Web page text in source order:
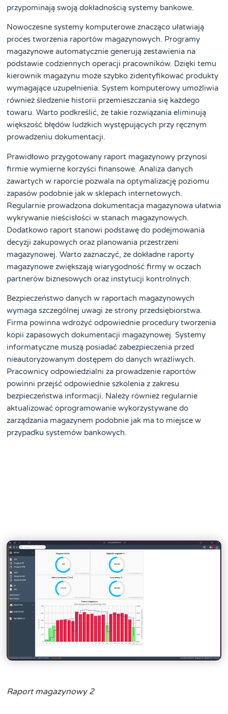
przypominają swoją dokładnością systemy bankowe.
Nowoczesne systemy komputerowe znacząco ułatwiają
proces tworzenia raportów magazynowych. Programy
magazynowe automatycznie generują zestawienia na
podstawie codziennych operacji pracowników. Dzięki temu
kierownik magazynu może szybko zidentyfikować produkty
wymagające uzupełnienia. System komputerowy umożliwia
również śledzenie historii przemieszczania się każdego
towaru. Warto podkreślić, że takie rozwiązania eliminują
większość błędów ludzkich występujących przy ręcznym
prowadzeniu dokumentacji.
Prawidłowo przygotowany raport magazynowy przynosi
firmie wymierne korzyści finansowe. Analiza danych
zawartych w raporcie pozwala na optymalizację poziomu
zapasów podobnie jak w sklepach internetowych.
Regularnie prowadzona dokumentacja magazynowa ułatwia
wykrywanie nieścisłości w stanach magazynowych.
Dodatkowo raport stanowi podstawę do podejmowania
decyzji zakupowych oraz planowania przestrzeni
magazynowej. Warto zaznaczyć, że dokładne raporty
magazynowe zwiększają wiarygodność firmy w oczach
partnerów biznesowych oraz instytucji kontrolnych.
Bezpieczeństwo danych w raportach magazynowych
wymaga szczególnej uwagi ze strony przedsiębiorstwa.
Firma powinna wdrożyć odpowiednie procedury tworzenia
kopii zapasowych dokumentacji magazynowej. Systemy
informatyczne muszą posiadać zabezpieczenia przed
nieautoryzowanym dostępem do danych wrażliwych.
Pracownicy odpowiedzialni za prowadzenie raportów
powinni przejść odpowiednie szkolenia z zakresu
bezpieczeństwa informacji. Należy również regularnie
aktualizować oprogramowanie wykorzystywane do
zarządzania magazynem podobnie jak ma to miejsce w
przypadku systemów bankowych.
Raport magazynowy 2